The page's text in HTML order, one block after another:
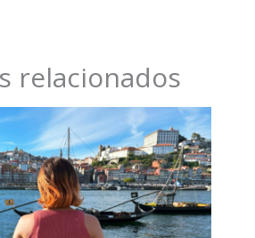
relacionados